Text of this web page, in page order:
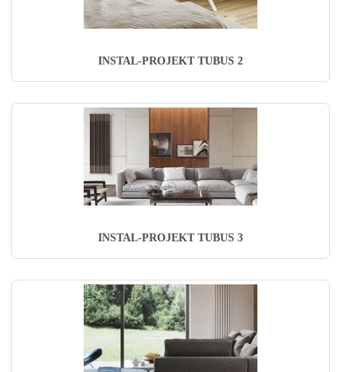
INSTAL-PROJEKT TUBUS 2
INSTAL-PROJEKT TUBUS 3